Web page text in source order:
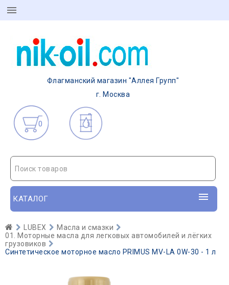
Флагманский магазин "Аллея Групп"
г. Москва
0
Поиск товаров
КАТАЛОГ
LUBEX
Масла и смазки
01. Моторные масла для легковых автомобилей и лёгких
грузовиков
Синтетическое моторное масло PRIMUS MV-LA 0W-30 - 1 л